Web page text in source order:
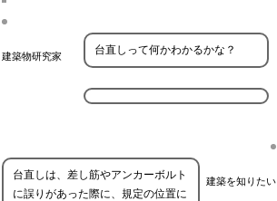
建築物研究家 台直しって何かわかるかな？
建築を知りたい
台直しは、差し筋やアンカーボルト
に誤りがあった際に、規定の位置に